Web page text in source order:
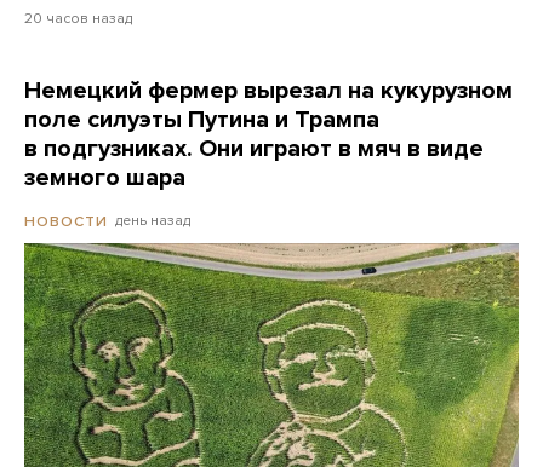
20 часов назад
Немецкий фермер вырезал на кукурузном
поле силуэты Путина и Трампа
в подгузниках. Они играют в мяч в виде
земного шара
НОВОСТИ день назад